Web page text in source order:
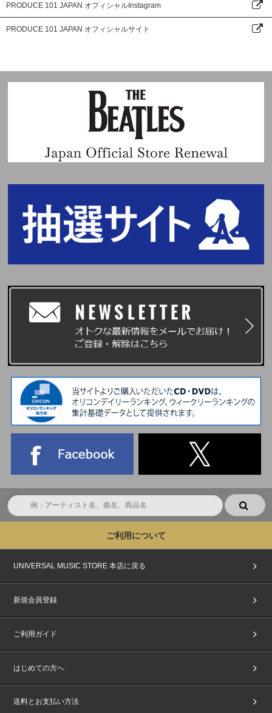
PRODUCE 101 JAPAN オフィシャルInstagram
PRODUCE 101 JAPAN オフィシャルサイト
ご利用について
UNIVERSAL MUSIC STORE 本店に戻る
新規会員登録
ご利用ガイド
はじめての方へ
送料とお支払い方法